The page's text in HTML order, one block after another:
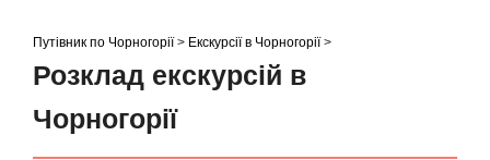
Путівник по Чорногорії> Екскурсії в Чорногорії>
Розклад екскурсій в
Чорногорії